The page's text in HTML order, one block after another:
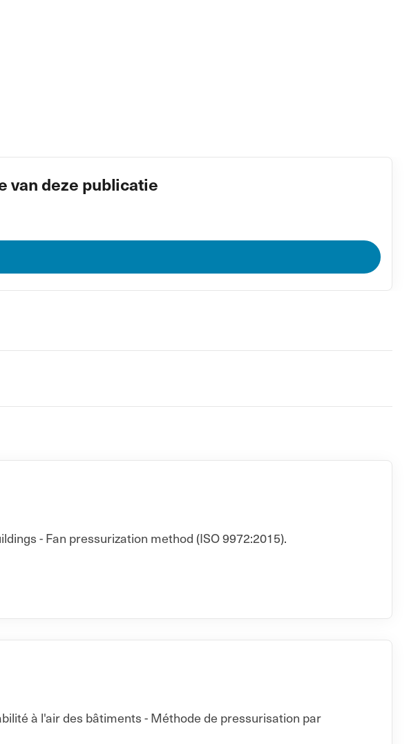
van deze publicatie
- Fan pressurization method (ISO 9972:2015).
à l'air des bâtiments - Méthode de pressurisation par